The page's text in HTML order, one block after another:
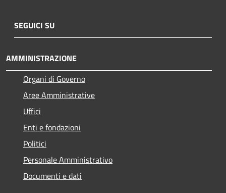
SEGUICI SU
AMMINISTRAZIONE
Organi di Governo
Aree Amministrative
Uffici
Enti e fondazioni
Politici
Personale Amministrativo
Documenti e dati